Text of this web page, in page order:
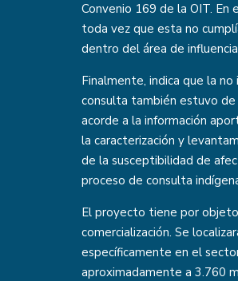
Convenio 169 de la OIT.
toda vez que esta no
dentro del área de
Finalmente, indica que la
consulta también estuvo
acorde a la información
la caracterización y
de la susceptibilidad de
proceso de consulta
El proyecto tiene por
comercialización. Se
específicamente en el
aproximadamente a 3.760